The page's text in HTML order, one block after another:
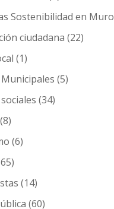
Sostenibilidad en Muro
ciudadana (22)
(1)
(5)
(34)
(8)
(6)
(14)
(60)